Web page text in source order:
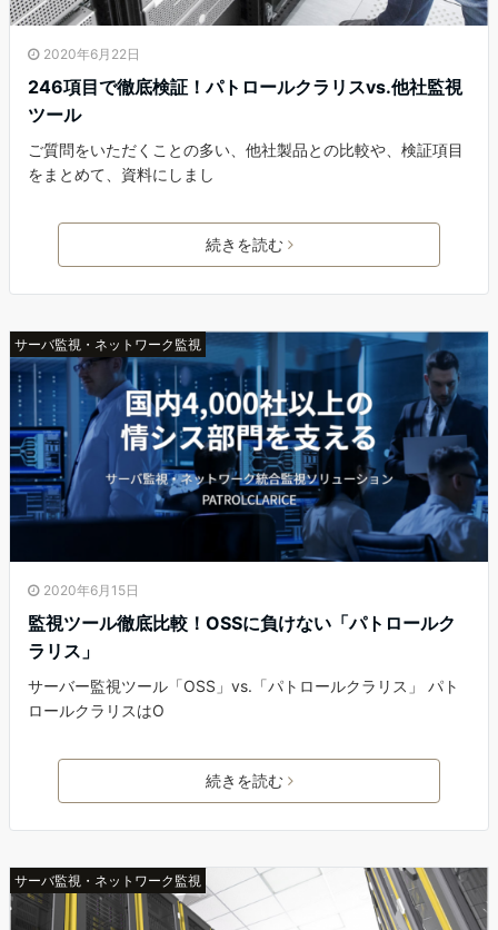
2020年6月22日
246項目で徹底検証！パトロールクラリスvs.他社監視
ツール
ご質問をいただくことの多い、他社製品との比較や、検証項目
をまとめて、資料にしまし
続きを読む
サーバ監視・ネットワーク監視
2020年6月15日
監視ツール徹底比較！OSSに負けない「パトロールク
ラリス」
サーバー監視ツール「OSS」vs.「パトロールクラリス」 パト
ロールクラリスはO
続きを読む
サーバ監視・ネットワーク監視